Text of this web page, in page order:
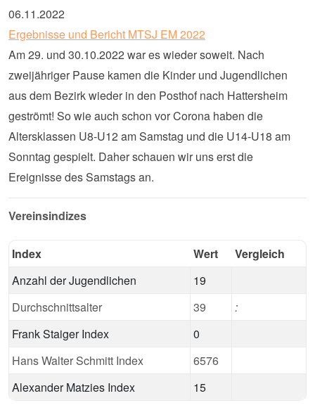
06.11.2022
Ergebnisse und Bericht MTSJ EM 2022
Am 29. und 30.10.2022 war es wieder soweit. Nach
zweijähriger Pause kamen die Kinder und Jugendlichen
aus dem Bezirk wieder in den Posthof nach Hattersheim
geströmt! So wie auch schon vor Corona haben die
Altersklassen U8-U12 am Samstag und die U14-U18 am
Sonntag gespielt. Daher schauen wir uns erst die
Ereignisse des Samstags an.
Vereinsindizes
Index Wert
Vergleich
Anzahl der Jugendlichen
19
Durchschnittsalter
39
:
Frank Staiger Index
0
Hans Walter Schmitt Index
6576
Alexander Matzies Index
15